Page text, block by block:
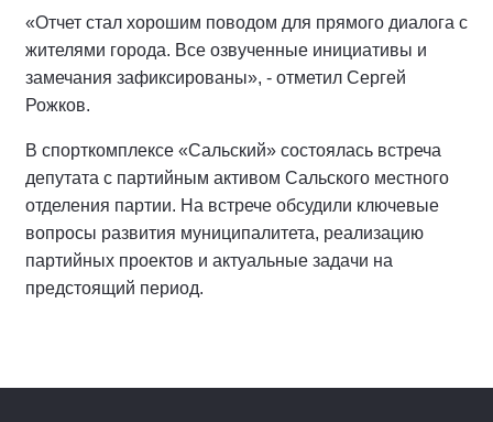
«Отчет стал хорошим поводом для прямого диалога с
жителями города. Все озвученные инициативы и
замечания зафиксированы», - отметил Сергей
Рожков.
В спорткомплексе «Сальский» состоялась встреча
депутата с партийным активом Сальского местного
отделения партии. На встрече обсудили ключевые
вопросы развития муниципалитета, реализацию
партийных проектов и актуальные задачи на
предстоящий период.